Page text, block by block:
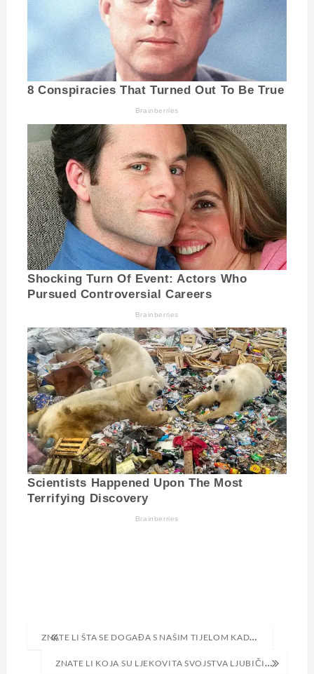
Navigacija
objava
ZNATE LI ŠTA SE DOGAĐA S NAŠIM TIJELOM KADA JEDEMO JAJA SVAKI DAN?!
ZNATE LI KOJA SU LJEKOVITA SVOJSTVA LJUBIČICE?